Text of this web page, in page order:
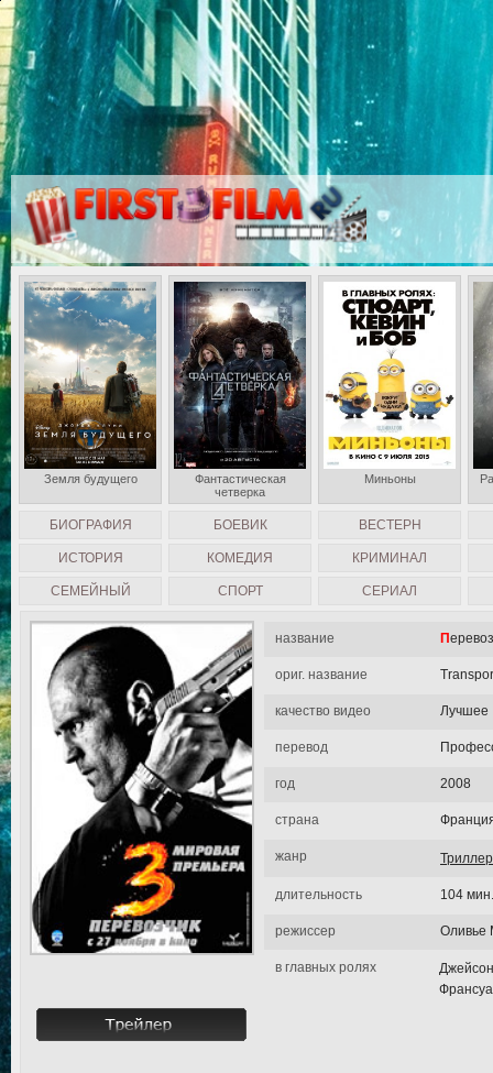
название
ориг. название
качество видео Лучшее
перевод
год 2008
страна
жанр Триллер
длительность 104 мин.
режиссер Оливье
в главных ролях
БИОГРАФИЯ БОЕВИК ВЕСТЕРН
ИСТОРИЯ КОМЕДИЯ КРИМИНАЛ
СЕМЕЙНЫЙ СПОРТ СЕРИАЛ
Земля будущего
Фантастическая
четверка
Миньоны